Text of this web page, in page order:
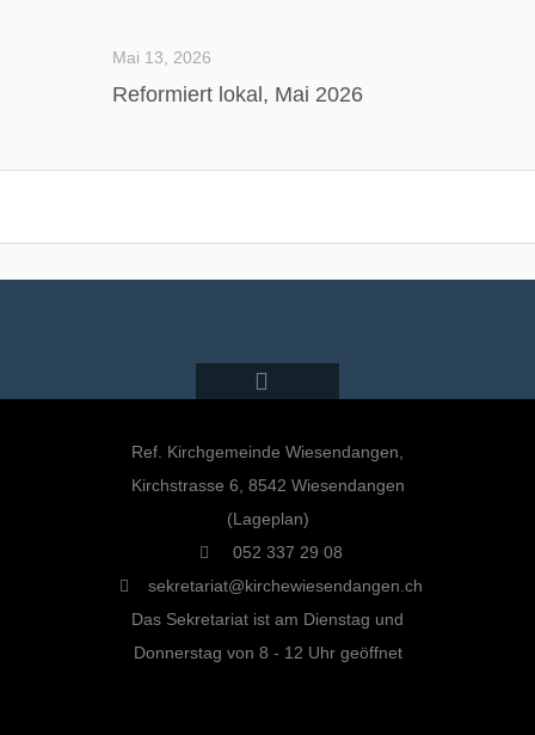
Mai 13, 2026
Reformiert lokal, Mai 2026
Ref. Kirchgemeinde Wiesendangen,
Kirchstrasse 6, 8542 Wiesendangen
(Lageplan)
052 337 29 08
sekretariat@kirchewiesendangen.ch
Das Sekretariat ist am Dienstag und
Donnerstag von 8 - 12 Uhr geöffnet